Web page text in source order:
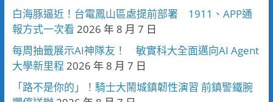
白海豚逼近！台電鳳山區處提前部署 1911、APP通
報方式一次看 2026 年 8 月 7 日
每周抽籤展示AI神隊友！ 敏實科大全面邁向AI Agent
大學新里程 2026 年 8 月 7 日
「路不是你的」！騎士大鬧城鎮韌性演習 前鎮警鐵腕